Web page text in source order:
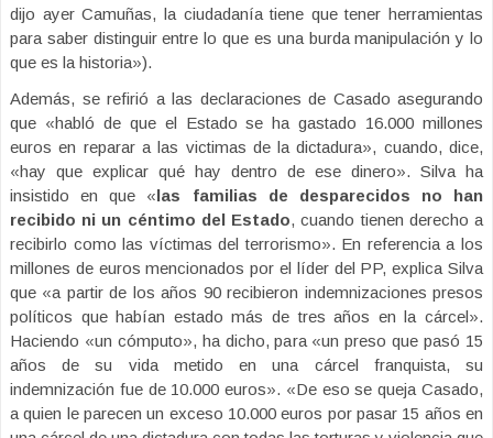
dijo ayer Camuñas, la ciudadanía tiene que tener herramientas
para saber distinguir entre lo que es una burda manipulación y lo
que es la historia»).
Además, se refirió a las declaraciones de Casado asegurando
que «habló de que el Estado se ha gastado 16.000 millones
euros en reparar a las victimas de la dictadura», cuando, dice,
«hay que explicar qué hay dentro de ese dinero». Silva ha
insistido en que «las familias de desparecidos no han
recibido ni un céntimo del Estado, cuando tienen derecho a
recibirlo como las víctimas del terrorismo». En referencia a los
millones de euros mencionados por el líder del PP, explica Silva
que «a partir de los años 90 recibieron indemnizaciones presos
políticos que habían estado más de tres años en la cárcel».
Haciendo «un cómputo», ha dicho, para «un preso que pasó 15
años de su vida metido en una cárcel franquista, su
indemnización fue de 10.000 euros». «De eso se queja Casado,
a quien le parecen un exceso 10.000 euros por pasar 15 años en